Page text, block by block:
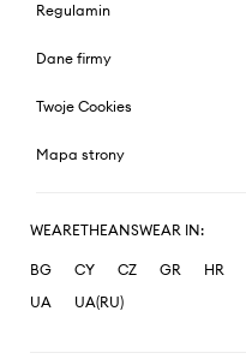
Regulamin
Dane firmy
Twoje Cookies
Mapa strony
WEARETHEANSWEAR IN:
BG CY CZ GR HR
UA
UA(RU)